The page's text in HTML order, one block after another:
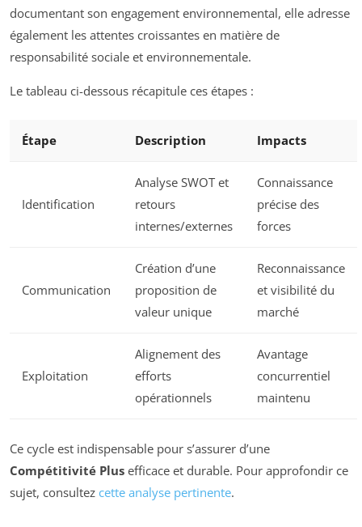
documentant son engagement environnemental, elle adresse
également les attentes croissantes en matière de
responsabilité sociale et environnementale.
Le tableau ci-dessous récapitule ces étapes :
Étape Description Impacts
Identification
Analyse SWOT et
retours
internes/externes
Connaissance
précise des
forces
Communication
Création d’une
proposition de
valeur unique
Reconnaissance
et visibilité du
marché
Exploitation
Alignement des
efforts
opérationnels
Avantage
concurrentiel
maintenu
Ce cycle est indispensable pour s’assurer d’une
Compétitivité Plus efficace et durable. Pour approfondir ce
sujet, consultez cette analyse pertinente.